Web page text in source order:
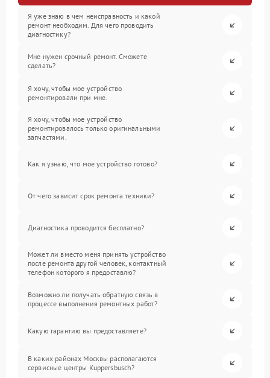
Я уже знаю в чем неисправность и какой
ремонт необходим. Для чего проводить
диагностику?
Мне нужен срочный ремонт. Сможете
сделать?
Я хочу, чтобы мое устройство
ремонтировали при мне.
Я хочу, чтобы мое устройство
ремонтировалось только оригинальными
запчастями.
Как я узнаю, что мое устройство готово?
От чего зависит срок ремонта техники?
Диагностика проводится бесплатно?
Может ли вместо меня принять устройство
после ремонта другой человек, контактный
телефон которого я предоставлю?
Возможно ли получать обратную связь в
процессе выполнения ремонтных работ?
Какую гарантию вы предоставляете?
В каких районах Москвы располагаются
сервисные центры Kuppersbusch?